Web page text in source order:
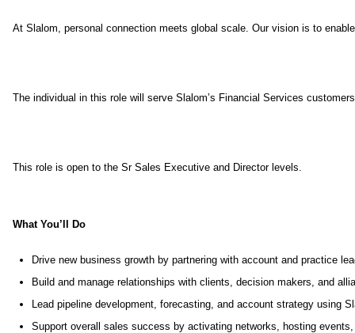
At Slalom, personal connection meets global scale. Our vision is to
The individual in this role will serve Slalom’s Financial Services
This role is open to the Sr Sales Executive and Director levels.
What You’ll Do
Drive new business growth by partnering with account and practice
Build and manage relationships with clients, decision makers, and
Lead pipeline development, forecasting, and account strategy using
Support overall sales success by activating networks, hosting